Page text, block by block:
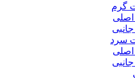
گرم
سرد